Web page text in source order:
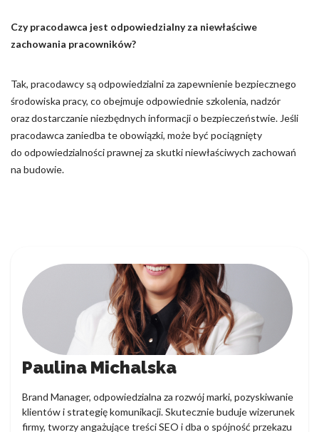
Czy pracodawca jest odpowiedzialny za niewłaściwe
zachowania pracowników?
Tak, pracodawcy są odpowiedzialni za zapewnienie bezpiecznego
środowiska pracy, co obejmuje odpowiednie szkolenia, nadzór
oraz dostarczanie niezbędnych informacji o bezpieczeństwie. Jeśli
pracodawca zaniedba te obowiązki, może być pociągnięty
do odpowiedzialności prawnej za skutki niewłaściwych zachowań
na budowie.
Paulina Michalska
Brand Manager, odpowiedzialna za rozwój marki, pozyskiwanie
klientów i strategię komunikacji. Skutecznie buduje wizerunek
firmy, tworzy angażujące treści SEO i dba o spójność przekazu